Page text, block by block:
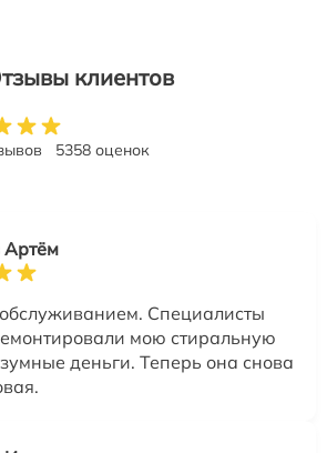
клиентов
5358 оценок
Артём
Специалисты
мою стиральную
деньги. Теперь она снова